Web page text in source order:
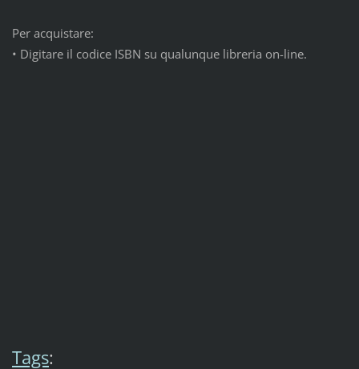
Per acquistare:
• Digitare il codice ISBN su qualunque libreria on-line.
Tags: